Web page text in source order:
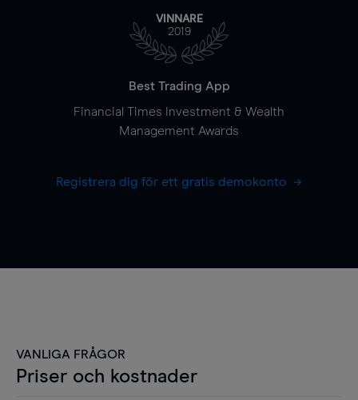
VINNARE
2019
Best Trading App
Financial Times Investment & Wealth
Management Awards
Registrera dig för ett gratis demokonto
VANLIGA FRÅGOR
Priser och kostnader